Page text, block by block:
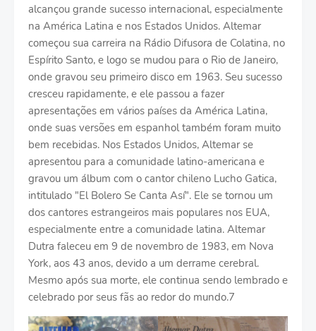
alcançou grande sucesso internacional, especialmente
na América Latina e nos Estados Unidos. Altemar
começou sua carreira na Rádio Difusora de Colatina, no
Espírito Santo, e logo se mudou para o Rio de Janeiro,
onde gravou seu primeiro disco em 1963. Seu sucesso
cresceu rapidamente, e ele passou a fazer
apresentações em vários países da América Latina,
onde suas versões em espanhol também foram muito
bem recebidas. Nos Estados Unidos, Altemar se
apresentou para a comunidade latino-americana e
gravou um álbum com o cantor chileno Lucho Gatica,
intitulado "El Bolero Se Canta Así". Ele se tornou um
dos cantores estrangeiros mais populares nos EUA,
especialmente entre a comunidade latina. Altemar
Dutra faleceu em 9 de novembro de 1983, em Nova
York, aos 43 anos, devido a um derrame cerebral.
Mesmo após sua morte, ele continua sendo lembrado e
celebrado por seus fãs ao redor do mundo.7